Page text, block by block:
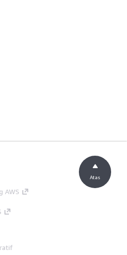
AWS
Atas